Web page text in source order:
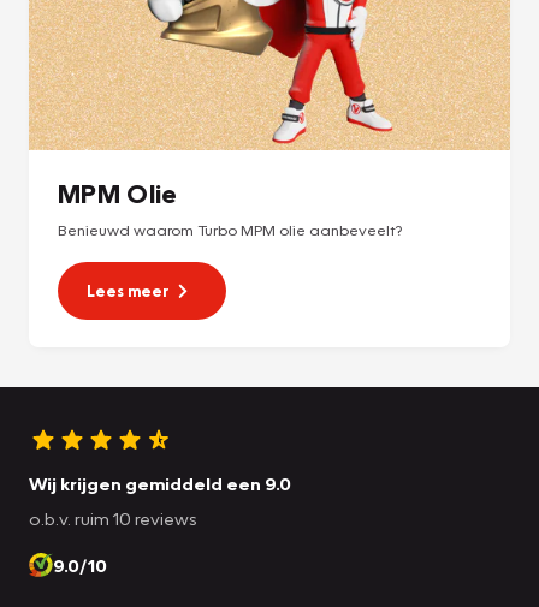
MPM Olie
Benieuwd waarom Turbo MPM olie aanbeveelt?
Lees meer
Wij krijgen gemiddeld een 9.0
o.b.v. ruim 10 reviews
9.0/10